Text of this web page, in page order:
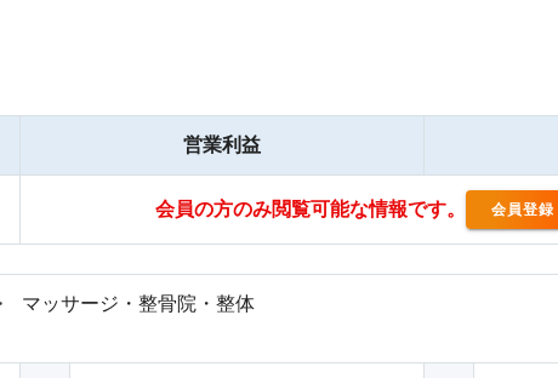
営業利益
会員の方のみ閲覧可能な情報です。 会員登録
マッサージ・整骨院・整体